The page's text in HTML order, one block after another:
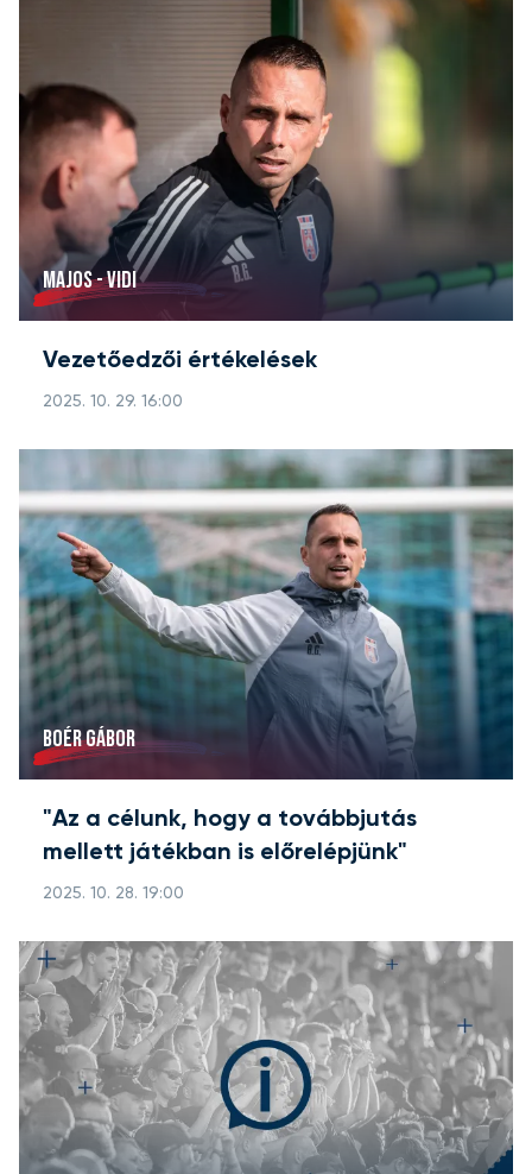
MAJOS - VIDI
Vezetőedzői értékelések
2025. 10. 29. 16:00
BOÉR GÁBOR
"Az a célunk, hogy a továbbjutás
mellett játékban is előrelépjünk"
2025. 10. 28. 19:00